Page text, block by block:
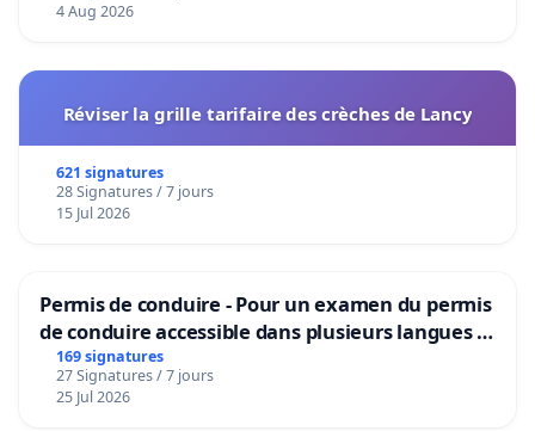
4 Aug 2026
Réviser la grille tarifaire des crèches de Lancy
621 signatures
28 Signatures / 7 jours
15 Jul 2026
Permis de conduire - Pour un examen du permis
de conduire accessible dans plusieurs langues à
Bruxelles
169 signatures
27 Signatures / 7 jours
25 Jul 2026